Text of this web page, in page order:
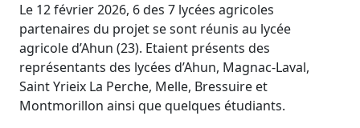
Le 12 février 2026, 6 des 7 lycées agricoles
partenaires du projet se sont réunis au lycée
agricole d’Ahun (23). Etaient présents des
représentants des lycées d’Ahun, Magnac-Laval,
Saint Yrieix La Perche, Melle, Bressuire et
Montmorillon ainsi que quelques étudiants.